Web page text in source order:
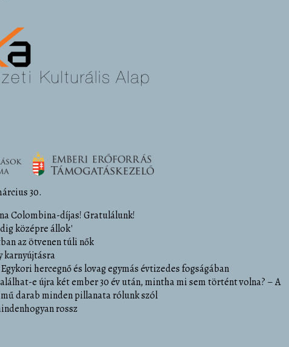
30.
Colombina-díjas! Gratulálunk!
középre állok'
az ötvenen túli nők
karnyújtásra
hercegnő és lovag egymás évtizedes fogságában
e újra két ember 30 év után, mintha mi sem történt volna? – A
darab minden pillanata rólunk szól
rossz